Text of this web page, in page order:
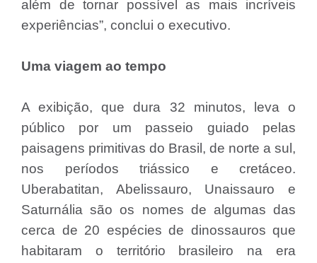
além de tornar possível as mais incríveis
experiências”, conclui o executivo.
Uma viagem ao tempo
A exibição, que dura 32 minutos, leva o
público por um passeio guiado pelas
paisagens primitivas do Brasil, de norte a sul,
nos períodos triássico e cretáceo.
Uberabatitan, Abelissauro, Unaissauro e
Saturnália são os nomes de algumas das
cerca de 20 espécies de dinossauros que
habitaram o território brasileiro na era